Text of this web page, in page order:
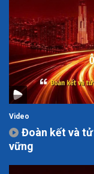
Video
Đoàn kết và
vững